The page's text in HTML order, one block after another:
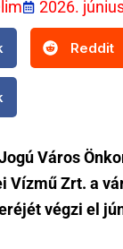
2026.
Reddit
Város
Vízmű Zrt. a
végzi el